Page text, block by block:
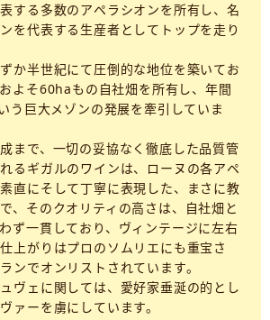
する多数のアペラシオンを所有し、名
を代表する生産者としてトップを走り
か半世紀にて圧倒的な地位を築いてお
よそ60haもの自社畑を所有し、年間
う巨大メゾンの発展を牽引していま
まで、一切の妥協なく徹底した品質管
るギガルのワインは、ローヌの各アペ
直にそして丁寧に表現した、まさに教
、そのクオリティの高さは、自社畑と
ず一貫しており、ヴィンテージに左右
上がりはプロのソムリエにも重宝さ
ンでオンリストされています。
ヴェに関しては、愛好家垂涎の的とし
ァーを虜にしています。